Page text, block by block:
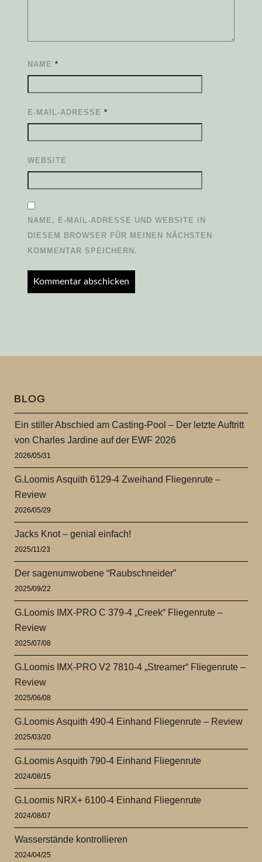
NAME*
E-MAIL-ADRESSE*
WEBSITE
NAME, E-MAIL-ADRESSE UND WEBSITE IN
DIESEM BROWSER FÜR MEINEN NÄCHSTEN
KOMMENTAR SPEICHERN.
BLOG
Ein stiller Abschied am Casting-Pool – Der letzte Auftritt
von Charles Jardine auf der EWF 2026
2026/05/31
G.Loomis Asquith 6129-4 Zweihand Fliegenrute –
Review
2026/05/29
Jacks Knot – genial einfach!
2025/11/23
Der sagenumwobene “Raubschneider”
2025/09/22
G.Loomis IMX-PRO C 379-4 „Creek“ Fliegenrute –
Review
2025/07/08
G.Loomis IMX-PRO V2 7810-4 „Streamer“ Fliegenrute –
Review
2025/06/08
G.Loomis Asquith 490-4 Einhand Fliegenrute – Review
2025/03/20
G.Loomis Asquith 790-4 Einhand Fliegenrute
2024/08/15
G.Loomis NRX+ 6100-4 Einhand Fliegenrute
2024/08/07
Wasserstände kontrollieren
2024/04/25